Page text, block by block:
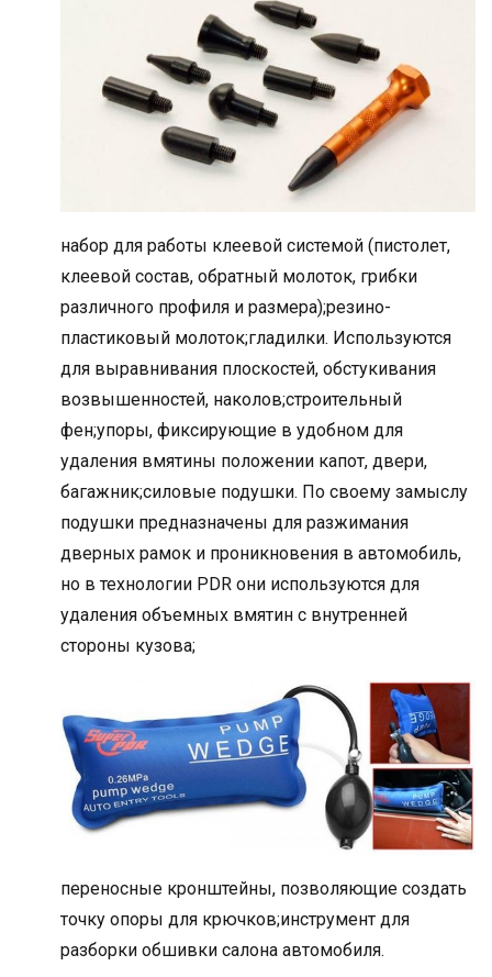
набор для работы клеевой системой (пистолет,
клеевой состав, обратный молоток, грибки
различного профиля и размера);резино-
пластиковый молоток;гладилки. Используются
для выравнивания плоскостей, обстукивания
возвышенностей, наколов;строительный
фен;упоры, фиксирующие в удобном для
удаления вмятины положении капот, двери,
багажник;силовые подушки. По своему замыслу
подушки предназначены для разжимания
дверных рамок и проникновения в автомобиль,
но в технологии PDR они используются для
удаления объемных вмятин с внутренней
стороны кузова;
переносные кронштейны, позволяющие создать
точку опоры для крючков;инструмент для
разборки обшивки салона автомобиля.